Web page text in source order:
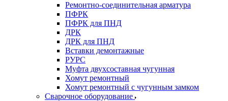
Ремонтно-соединительная арматура
ПФРК
ПФРК для ПНД
ДРК
ДРК для ПНД
Вставки демонтажные
РУРС
Муфта двухсоставная чугунная
Хомут ремонтный
Хомут ремонтный с чугунным замком
Сварочное оборудование